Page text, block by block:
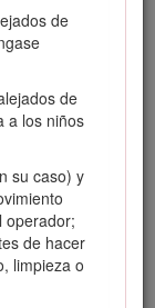
de
de
a los niños
su caso) y
operador;
de hacer
limpieza o
un
al
modelo y serie
de los
Escriba los
escanear el
(en su
garantía, las